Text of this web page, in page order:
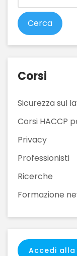
Corsi
Sicurezza sul
Corsi HACCP
Privacy
Professionisti
Ricerche
Formazione
Accedi